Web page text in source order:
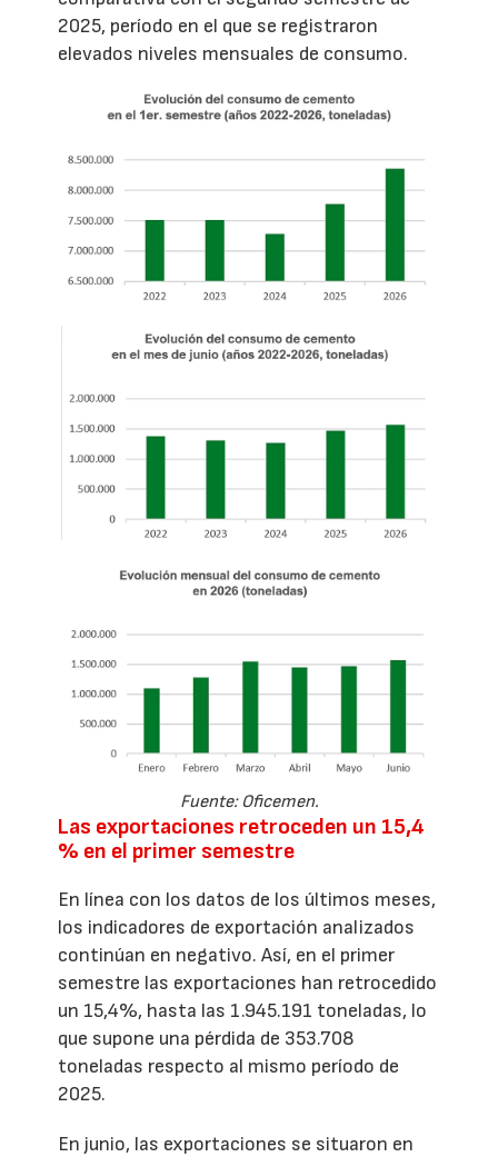
2025, período en el que se registraron
elevados niveles mensuales de consumo.
Fuente: Oficemen.
Las exportaciones retroceden un 15,4
% en el primer semestre
En línea con los datos de los últimos meses,
los indicadores de exportación analizados
continúan en negativo. Así, en el primer
semestre las exportaciones han retrocedido
un 15,4%, hasta las 1.945.191 toneladas, lo
que supone una pérdida de 353.708
toneladas respecto al mismo período de
2025.
En junio, las exportaciones se situaron en